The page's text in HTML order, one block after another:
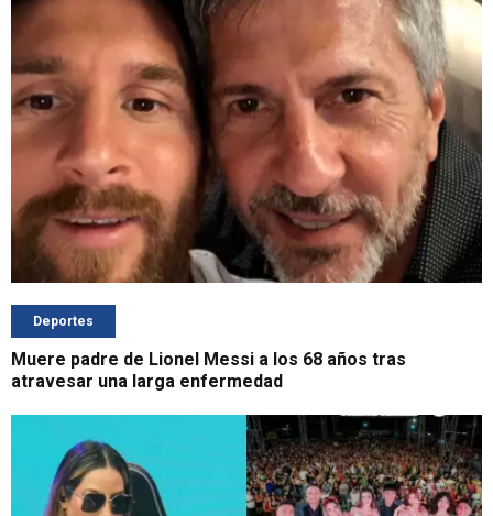
Deportes
Muere padre de Lionel Messi a los 68 años tras
atravesar una larga enfermedad